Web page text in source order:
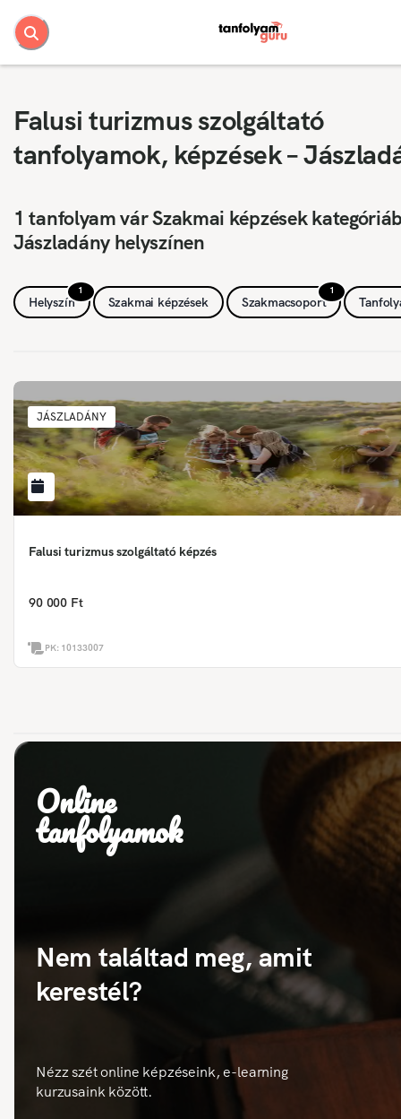
Falusi turizmus szolgáltató
tanfolyamok, képzések –
1 tanfolyam vár Szakmai képzések
Jászladány helyszínen
1
Helyszín Szakmai képzések
1
Szakmacsoport
JÁSZLADÁNY
Falusi turizmus szolgáltató képzés
90 000 Ft
PK: 10133007
Online
tanfolyamok
Nem találtad meg, amit
kerestél?
Nézz szét online képzéseink, e-learning
kurzusaink között.